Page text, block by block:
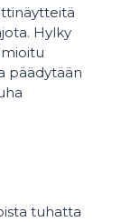
Hylky
päädytään
tuhatta